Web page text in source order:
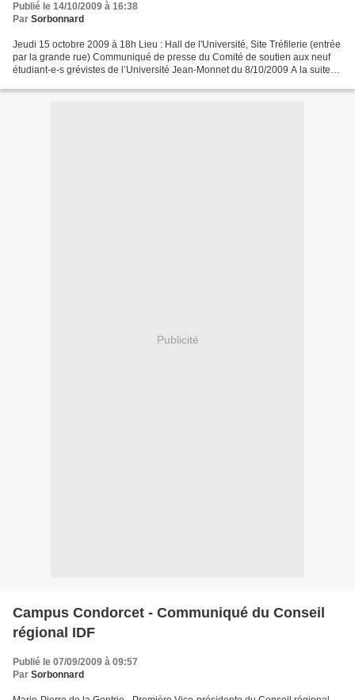
Publié le 14/10/2009 à 16:38
Par Sorbonnard
Jeudi 15 octobre 2009 à 18h Lieu : Hall de l'Université, Site Tréfilerie (entrée
par la grande rue) Communiqué de presse du Comité de soutien aux neuf
étudiant-e-s grévistes de l’Université Jean-Monnet du 8/10/2009 A la suite
Publicité
Campus Condorcet - Communiqué du Conseil
régional IDF
Publié le 07/09/2009 à 09:57
Par Sorbonnard